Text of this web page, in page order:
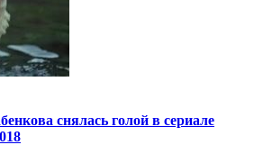
снялась голой в сериале